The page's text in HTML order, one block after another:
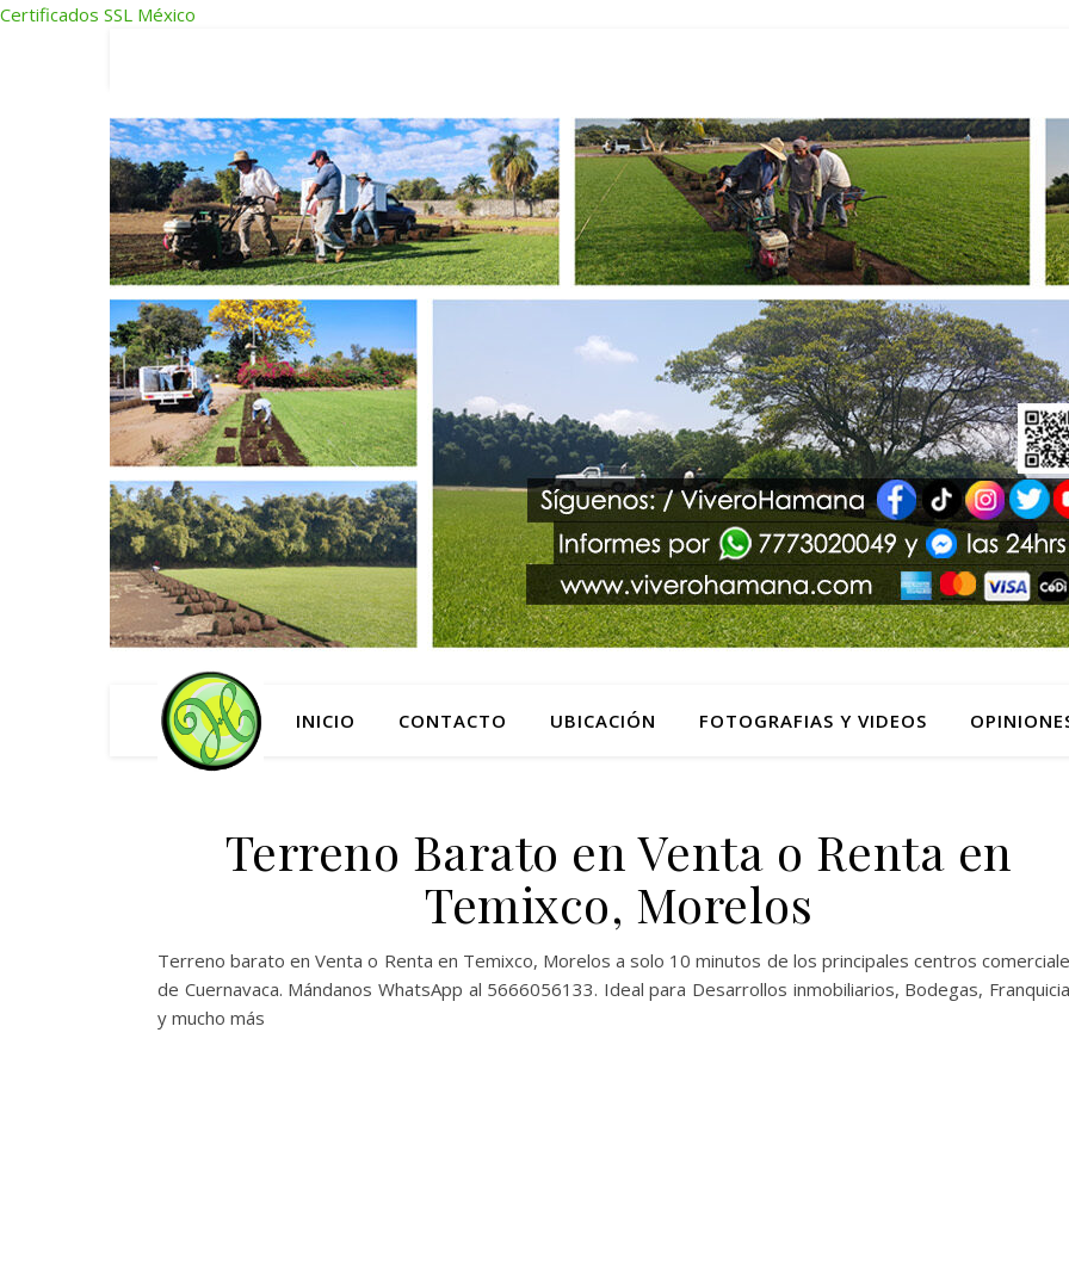
Certificados SSL México
INICIO CONTACTO UBICACIÓN FOTOGRAFIAS Y VIDEOS
Terreno Barato en Venta o Renta en
Temixco, Morelos
Terreno barato en Venta o Renta en Temixco, Morelos a solo 10 minutos de los principales centros
de Cuernavaca. Mándanos WhatsApp al 5666056133. Ideal para Desarrollos inmobiliarios, Bodegas,
y mucho más